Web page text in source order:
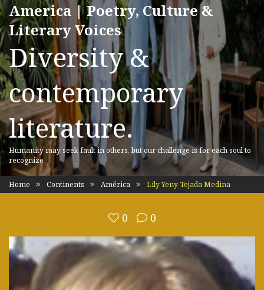
America | Poetry, Culture &
Literary Voices
Diversity &
contemporary
literature.
Humanity may seek fault in others, but our challenge is for each soul to
recognize
Home Continents América Lily Yeny Tejada Medina
0 0